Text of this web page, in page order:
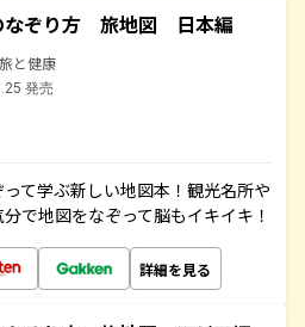
なぞり方 旅地図 日本編
と健康
発売
て学ぶ新しい地図本！観光名所や
で地図をなぞって脳もイキイキ！
詳細を見る